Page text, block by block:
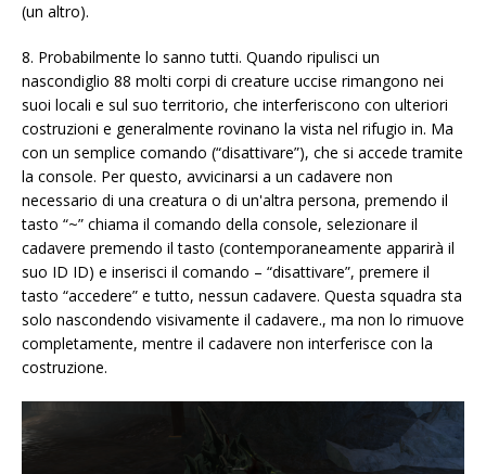
(un altro).
8. Probabilmente lo sanno tutti. Quando ripulisci un
nascondiglio 88 molti corpi di creature uccise rimangono nei
suoi locali e sul suo territorio, che interferiscono con ulteriori
costruzioni e generalmente rovinano la vista nel rifugio in. Ma
con un semplice comando (“disattivare”), che si accede tramite
la console. Per questo, avvicinarsi a un cadavere non
necessario di una creatura o di un'altra persona, premendo il
tasto “~” chiama il comando della console, selezionare il
cadavere premendo il tasto (contemporaneamente apparirà il
suo ID ID) e inserisci il comando – “disattivare”, premere il
tasto “accedere” e tutto, nessun cadavere. Questa squadra sta
solo nascondendo visivamente il cadavere., ma non lo rimuove
completamente, mentre il cadavere non interferisce con la
costruzione.